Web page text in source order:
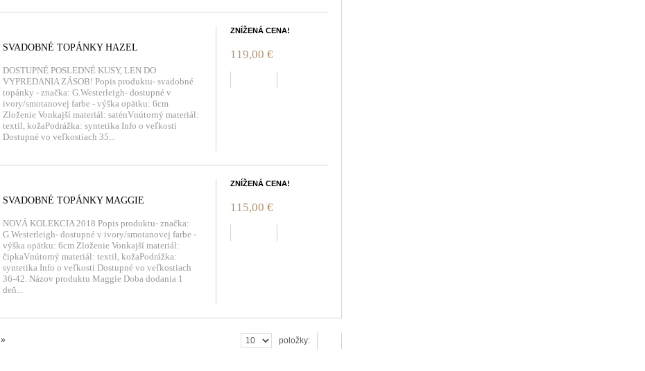
SVADOBNÉ TOPÁNKY HAZEL
DOSTUPNÉ POSLEDNÉ KUSY, LEN DO
VYPREDANIA ZÁSOB! Popis produktu- svadobné
topánky - značka: G.Westerleigh- dostupné v
ivory/smotanovej farbe - výška opätku: 6cm
Zloženie Vonkajší materiál: saténVnútorný materiál:
textil, kožaPodrážka: syntetika Info o veľkosti
Dostupné vo veľkostiach 35...
ZNÍŽENÁ CENA!
119,00 €
SVADOBNÉ TOPÁNKY MAGGIE
NOVÁ KOLEKCIA 2018 Popis produktu- značka:
G.Westerleigh- dostupné v ivory/smotanovej farbe -
výška opätku: 6cm Zloženie Vonkajší materiál:
čipkaVnútorný materiál: textil, kožaPodrážka:
syntetika Info o veľkosti Dostupné vo veľkostiach
36-42. Názov produktu Maggie Doba dodania 1
deň...
ZNÍŽENÁ CENA!
115,00 €
» položky: